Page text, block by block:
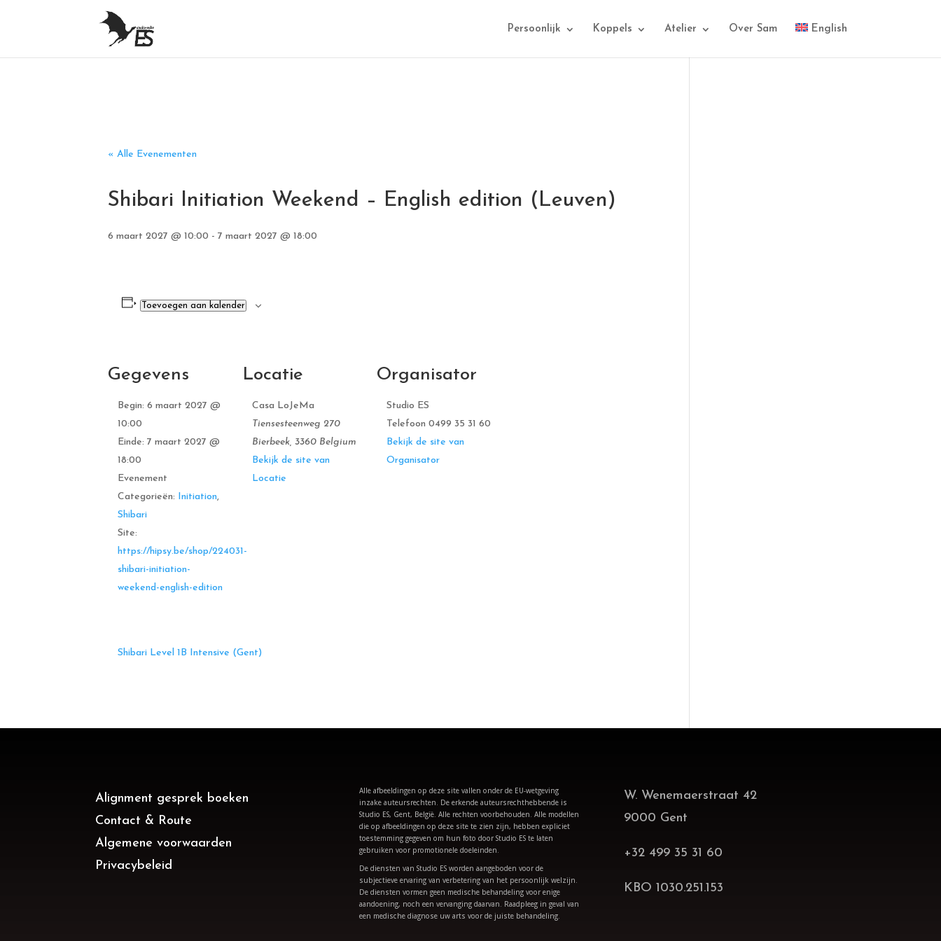
Persoonlijk Koppels Atelier Over Sam English
« Alle Evenementen
Shibari Initiation Weekend – English edition (Leuven)
6 maart 2027 @ 10:00 -7 maart 2027 @ 18:00
Toevoegen aan kalender
Gegevens
Begin: 6 maart 2027 @
10:00
Einde: 7 maart 2027 @
18:00
Evenement
Categorieën: Initiation,
Shibari
Site:
https://hipsy.be/shop/224031-
shibari-initiation-
weekend-english-edition
Locatie
Casa LoJeMa
Tiensesteenweg 270
Bierbeek, 3360 Belgium
Bekijk de site van
Locatie
Organisator
Studio ES
Telefoon0499 35 31 60
Bekijk de site van
Organisator
Shibari Level 1B Intensive (Gent)
Alignment gesprek boeken
Contact & Route
Algemene voorwaarden
Privacybeleid
Alle afbeeldingen op deze site vallen onder de EU-wetgeving
inzake auteursrechten. De erkende auteursrechthebbende is
Studio ES, Gent, België. Alle rechten voorbehouden. Alle modellen
die op afbeeldingen op deze site te zien zijn, hebben expliciet
toestemming gegeven om hun foto door Studio ES te laten
gebruiken voor promotionele doeleinden.
De diensten van Studio ES worden aangeboden voor de
subjectieve ervaring van verbetering van het persoonlijk welzijn.
De diensten vormen geen medische behandeling voor enige
aandoening, noch een vervanging daarvan. Raadpleeg in geval van
een medische diagnose uw arts voor de juiste behandeling.
W. Wenemaerstraat 42
9000 Gent
+32 499 35 31 60
KBO 1030.251.153